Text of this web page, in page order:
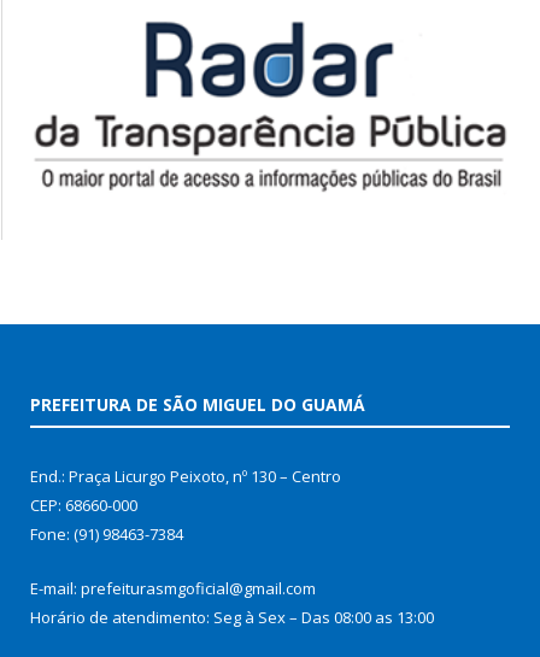
PREFEITURA DE SÃO MIGUEL DO GUAMÁ
End.: Praça Licurgo Peixoto, nº 130 – Centro
CEP: 68660-000
Fone: (91) 98463-7384
E-mail: prefeiturasmgoficial@gmail.com
Horário de atendimento: Seg à Sex – Das 08:00 as 13:00